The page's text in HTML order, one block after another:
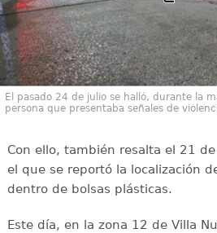
El pasado 24 de julio se halló, durante la
persona que presentaba señales de
Con ello, también resalta el 21
el que se reportó la localización
dentro de bolsas plásticas.
Este día, en la zona 12 de Villa